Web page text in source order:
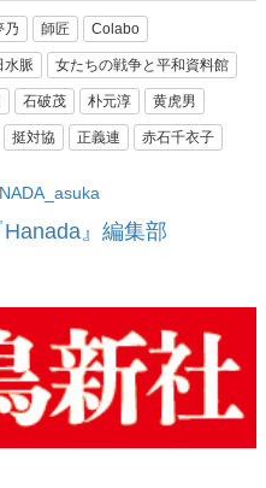
乃 師匠 Colabo
水脈 女たちの戦争と平和資料館
石破茂 朴元淳 黄虎男
挺対協 正義連 赤石千衣子
』編集部